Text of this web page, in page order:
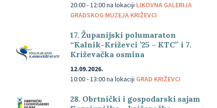
20:00 - 12:00na lokaciji LIKOVNA GALERIJA
GRADSKOG MUZEJA KRIŽEVCI
17. Županijski polumaraton
“Kalnik-Križevci ’25 – KTC” i 7.
Križevačka osmina
12.09.2026.
10:00 - 13:00na lokaciji GRAD KRIŽEVCI
28. Obrtnički i gospodarski sajam